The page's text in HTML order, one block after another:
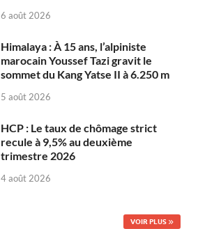
6 août 2026
Himalaya : À 15 ans, l’alpiniste
marocain Youssef Tazi gravit le
sommet du Kang Yatse II à 6.250 m
5 août 2026
HCP : Le taux de chômage strict
recule à 9,5% au deuxième
trimestre 2026
4 août 2026
VOIR PLUS